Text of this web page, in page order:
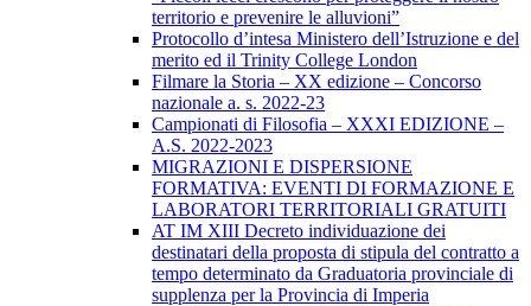
territorio e prevenire le alluvioni”
Protocollo d’intesa Ministero dell’Istruzione e del
merito ed il Trinity College London
Filmare la Storia – XX edizione – Concorso
nazionale a. s. 2022-23
Campionati di Filosofia – XXXI EDIZIONE –
A.S. 2022-2023
MIGRAZIONI E DISPERSIONE
FORMATIVA: EVENTI DI FORMAZIONE E
LABORATORI TERRITORIALI GRATUITI
AT IM XIII Decreto individuazione dei
destinatari della proposta di stipula del contratto a
tempo determinato da Graduatoria provinciale di
supplenza per la Provincia di Imperia